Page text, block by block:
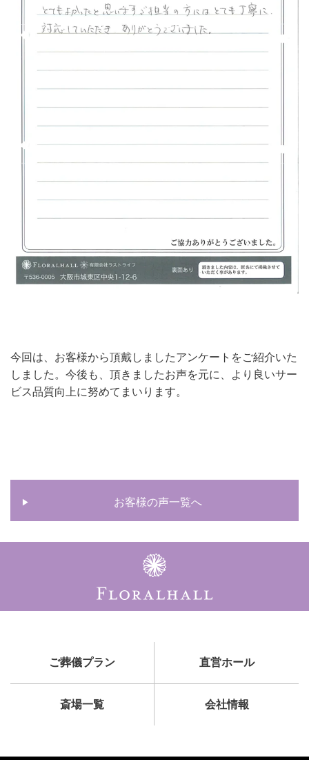
今回は、お客様から頂戴しましたアンケートをご紹介いた
しました。今後も、頂きましたお声を元に、より良いサー
ビス品質向上に努めてまいります。
お客様の声一覧へ
ご葬儀プラン 直営ホール
斎場一覧 会社情報